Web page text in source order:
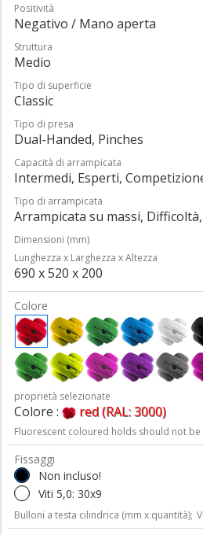
Positività
Negativo / Mano aperta
Struttura
Medio
Tipo di superficie
Classic
Tipo di presa
Dual-Handed, Pinches
Capacità di arrampicata
Intermedi, Esperti,
Tipo di arrampicata
Arrampicata su massi,
Dimensioni (mm)
Lunghezza x Larghezza x Altezza
690 x 520 x 200
Colore
proprietà selezionate
Colore : red (RAL: 3000)
Fluorescent coloured holds should not
Fissaggi
Non incluso!
Viti 5,0: 30x9
Bulloni a testa cilindrica (mm x quantità);